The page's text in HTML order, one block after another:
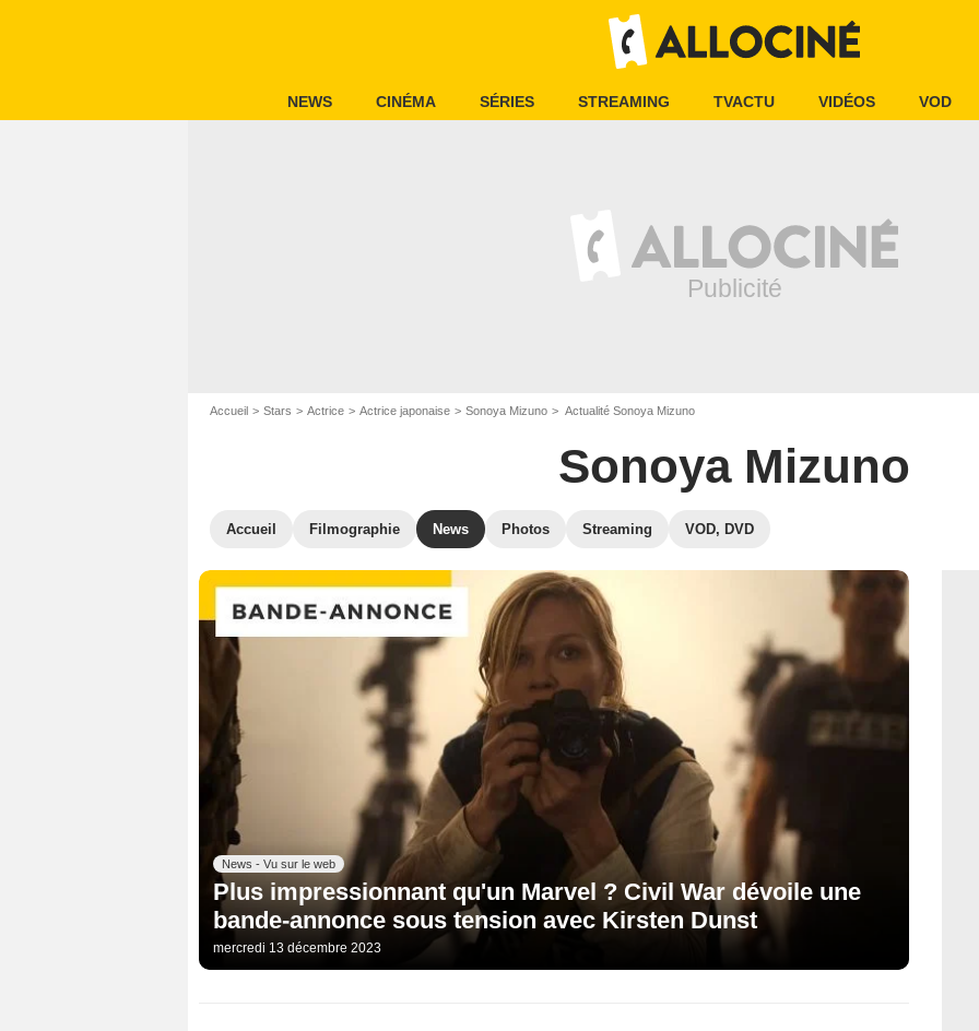
NEWS CINÉMA SÉRIES STREAMING TVACTU VIDÉOS VOD
Accueil Stars Actrice Actrice japonaise Sonoya Mizuno Actualité Sonoya Mizuno
Sonoya Mizuno
Accueil Filmographie News Photos Streaming VOD, DVD
News - Vu sur le web
Plus impressionnant qu'un Marvel ? Civil War dévoile une
bande-annonce sous tension avec Kirsten Dunst
mercredi 13 décembre 2023